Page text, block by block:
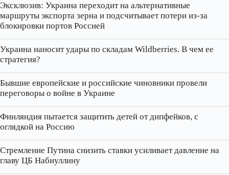
Эксклюзив: Украина переходит на альтернативные
маршруты экспорта зерна и подсчитывает потери из‑за
блокировки портов Россией
Украина наносит удары по складам Wildberries. В чем ее
стратегия?
Бывшие европейские и российские чиновники провели
переговоры о войне в Украине
Финляндия пытается защитить детей от дипфейков, с
оглядкой на Россию
Стремление Путина снизить ставки усиливает давление на
главу ЦБ Набиуллину